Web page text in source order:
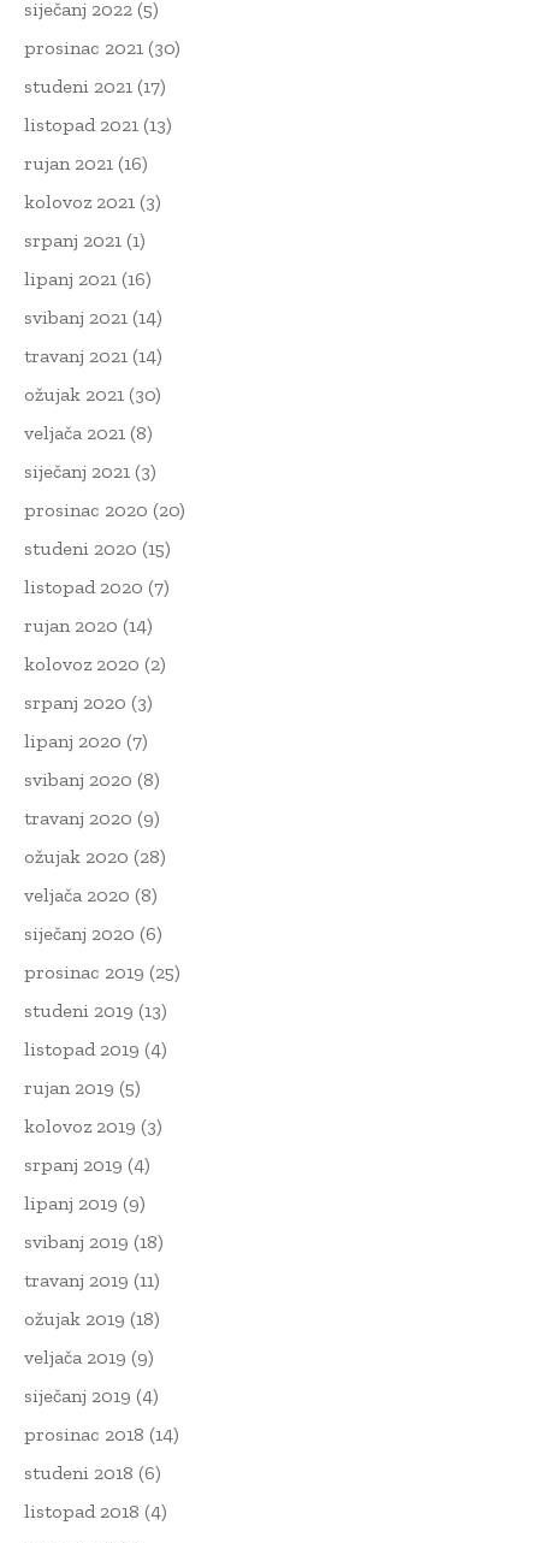
siječanj 2022 (5)
prosinac 2021 (30)
studeni 2021 (17)
listopad 2021 (13)
rujan 2021 (16)
kolovoz 2021 (3)
srpanj 2021 (1)
lipanj 2021 (16)
svibanj 2021 (14)
travanj 2021 (14)
ožujak 2021 (30)
veljača 2021 (8)
siječanj 2021 (3)
prosinac 2020 (20)
studeni 2020 (15)
listopad 2020 (7)
rujan 2020 (14)
kolovoz 2020 (2)
srpanj 2020 (3)
lipanj 2020 (7)
svibanj 2020 (8)
travanj 2020 (9)
ožujak 2020 (28)
veljača 2020 (8)
siječanj 2020 (6)
prosinac 2019 (25)
studeni 2019 (13)
listopad 2019 (4)
rujan 2019 (5)
kolovoz 2019 (3)
srpanj 2019 (4)
lipanj 2019 (9)
svibanj 2019 (18)
travanj 2019 (11)
ožujak 2019 (18)
veljača 2019 (9)
siječanj 2019 (4)
prosinac 2018 (14)
studeni 2018 (6)
listopad 2018 (4)